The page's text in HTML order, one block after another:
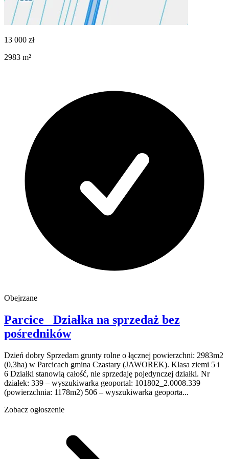
13 000 zł
2983 m²
Obejrzane
Parcice Działka na sprzedaż bez
pośredników
Dzień dobry Sprzedam grunty rolne o łącznej powierzchni: 2983m2
(0,3ha) w Parcicach gmina Czastary (JAWOREK). Klasa ziemi 5 i
6 Działki stanowią całość, nie sprzedaję pojedynczej działki. Nr
działek: 339 – wyszukiwarka geoportal: 101802_2.0008.339
(powierzchnia: 1178m2) 506 – wyszukiwarka geoporta...
Zobacz ogłoszenie